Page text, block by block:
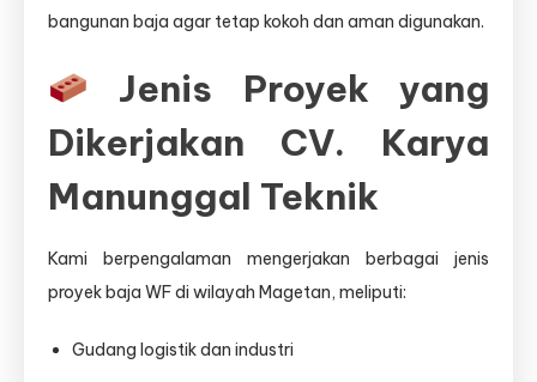
bangunan baja agar tetap kokoh dan aman digunakan.
Jenis Proyek yang
Dikerjakan CV. Karya
Manunggal Teknik
Kami berpengalaman mengerjakan berbagai jenis
proyek baja WF di wilayah Magetan, meliputi:
Gudang logistik dan industri